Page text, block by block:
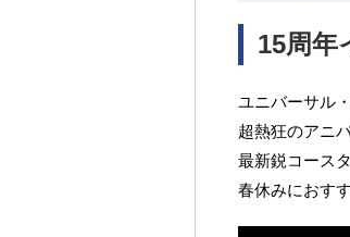
15周年
ユニバーサル
超熱狂のアニ
最新鋭コース
春休みにおす